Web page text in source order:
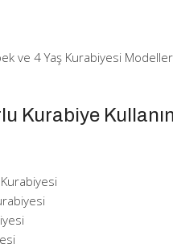
ve 4 Yaş Kurabiyesi
Kurabiye